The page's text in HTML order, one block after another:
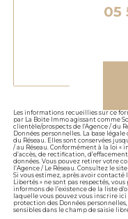
05
Les informations recueillies sur ce
par La Boite Immo agissant comme
clientèle/prospects de l'Agence / du
Données personnelles. La base
du Réseau. Elles sont conservées
/ au Réseau. Conformément à la loi «
d’accès, de rectification,
données. Vous pouvez retirer votre
l’Agence / Le Réseau. Consultez le site
Si vous estimez, après avoir contacté
Libertés » ne sont pas respectés,
informons de l’existence de la liste
laquelle vous pouvez vous inscrire ici
protection des Données
sensibles dans le champ de saisie